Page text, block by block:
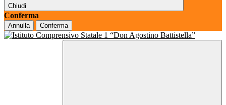
Chiudi
Conferma
Annulla Conferma